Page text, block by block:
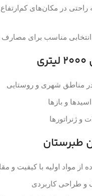
راحتی در مکان‌های
مناطق شهری و روستایی
و بازها
و ژنراتورها
طبرستان
از مواد اولیه با کیفیت و
و طراحی کاربردی